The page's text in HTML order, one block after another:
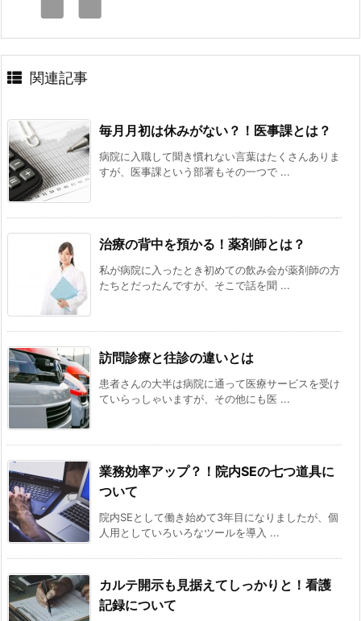
関連記事
毎月月初は休みがない？！医事課とは？
病院に入職して聞き慣れない言葉はたくさんありま
すが、医事課という部署もその一つで ...
治療の背中を預かる！薬剤師とは？
私が病院に入ったとき初めての飲み会が薬剤師の方
たちとだったんですが、そこで話を聞 ...
訪問診療と往診の違いとは
患者さんの大半は病院に通って医療サービスを受け
ていらっしゃいますが、その他にも医 ...
業務効率アップ？！院内SEの七つ道具に
ついて
院内SEとして働き始めて3年目になりましたが、個
人用としていろいろなツールを導入 ...
カルテ開示も見据えてしっかりと！看護
記録について